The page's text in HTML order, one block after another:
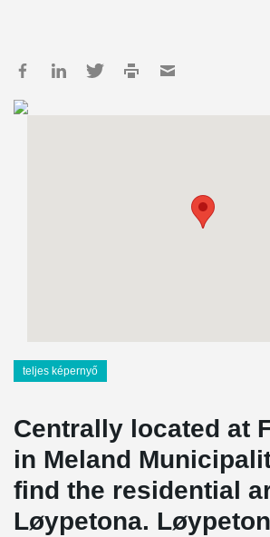
teljes képernyő
Centrally located at
in Meland
find the residential
Løypetona.